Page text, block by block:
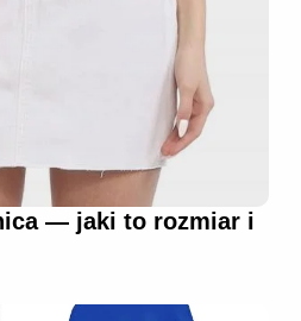
— jaki to rozmiar i